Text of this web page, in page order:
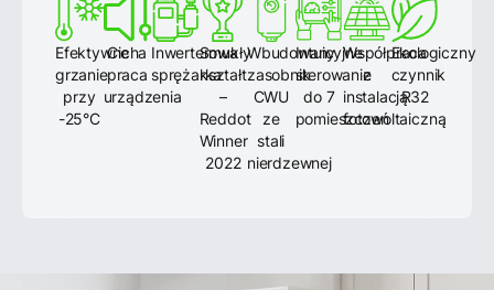
Efektywne
grzanie
przy
-25°C
Cicha
praca
urządzenia
Inwerterowa
sprężarka
Smukły
kształt
–
Reddot
Winner
2022
Wbudowany
zasobnik
CWU
ze
stali
nierdzewnej
Intuicyjne
sterowanie
do 7
pomieszczeń
Współpraca
z
instalacją
fotowoltaiczną
Ekologiczny
czynnik
R32